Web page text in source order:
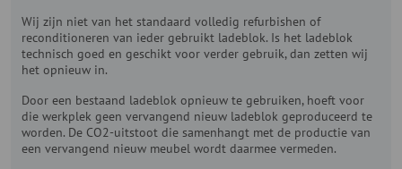
Wij zijn niet van het standaard volledig refurbishen of
reconditioneren van ieder gebruikt ladeblok. Is het ladeblok
technisch goed en geschikt voor verder gebruik, dan zetten wij
het opnieuw in.
Door een bestaand ladeblok opnieuw te gebruiken, hoeft voor
die werkplek geen vervangend nieuw ladeblok geproduceerd te
worden. De CO2-uitstoot die samenhangt met de productie van
een vervangend nieuw meubel wordt daarmee vermeden.